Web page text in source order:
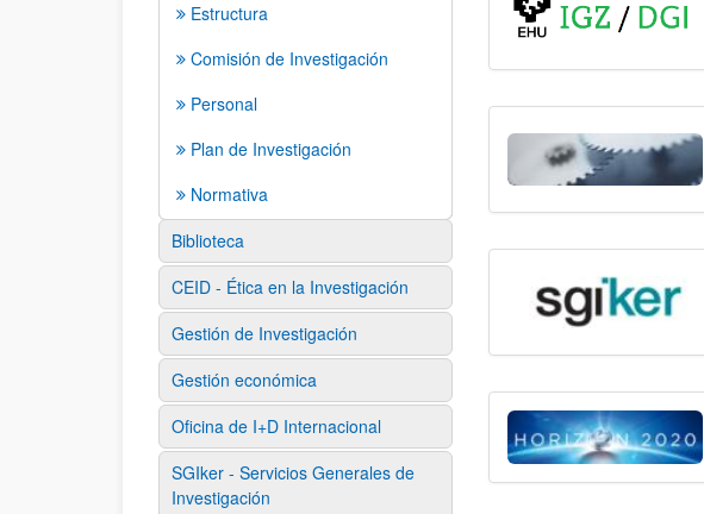
Estructura
Comisión de Investigación
Personal
Plan de Investigación
Normativa
Biblioteca
CEID - Ética en la Investigación
Gestión de Investigación
Gestión económica
Oficina de I+D Internacional
SGIker - Servicios Generales de
Investigación